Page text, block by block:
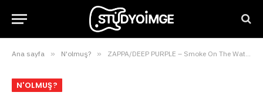
Ana sayfa » N'olmuş? » ZAPPA/DEEP PURPLE – Smoke On The Water. Bir Gecenin Küllerinden
N'OLMUŞ?